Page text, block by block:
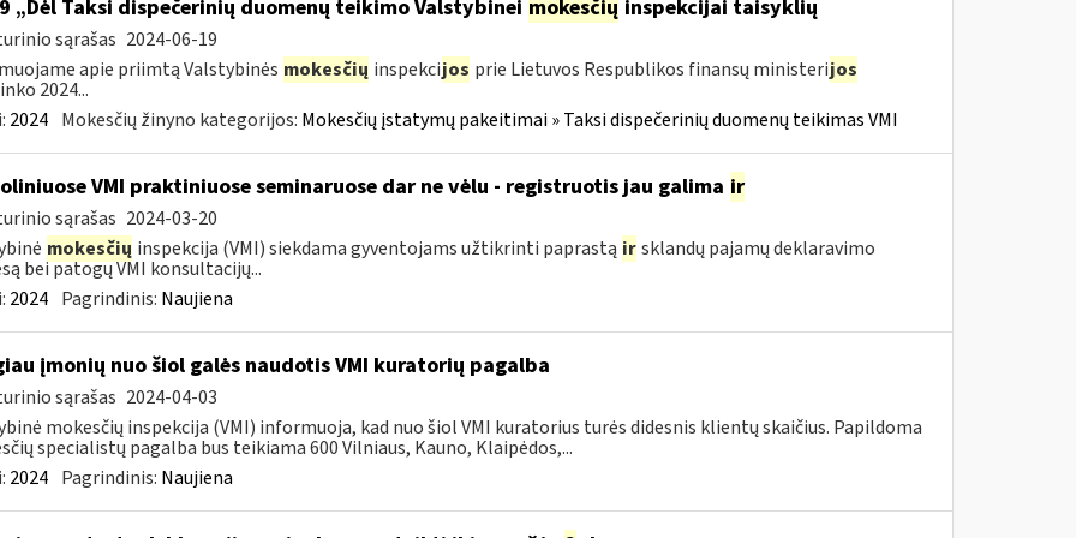
„Dėl Taksi dispečerinių duomenų teikimo Valstybinei mokesčių inspekcijai taisyklių
sąrašas 2024-06-19
apie priimtą Valstybinės mokesčių inspekcijos prie Lietuvos Respublikos finansų ministerijos
2024...
2024 Mokesčių žinyno kategorijos: Mokesčių įstatymų pakeitimai » Taksi dispečerinių duomenų teikimas VMI
VMI praktiniuose seminaruose dar ne vėlu - registruotis jau galima ir
sąrašas 2024-03-20
mokesčių inspekcija (VMI) siekdama gyventojams užtikrinti paprastą ir sklandų pajamų deklaravimo
bei patogų VMI konsultacijų...
2024 Pagrindinis: Naujiena
įmonių nuo šiol galės naudotis VMI kuratorių pagalba
sąrašas 2024-04-03
mokesčių inspekcija (VMI) informuoja, kad nuo šiol VMI kuratorius turės didesnis klientų skaičius. Papildoma
specialistų pagalba bus teikiama 600 Vilniaus, Kauno, Klaipėdos,...
2024 Pagrindinis: Naujiena